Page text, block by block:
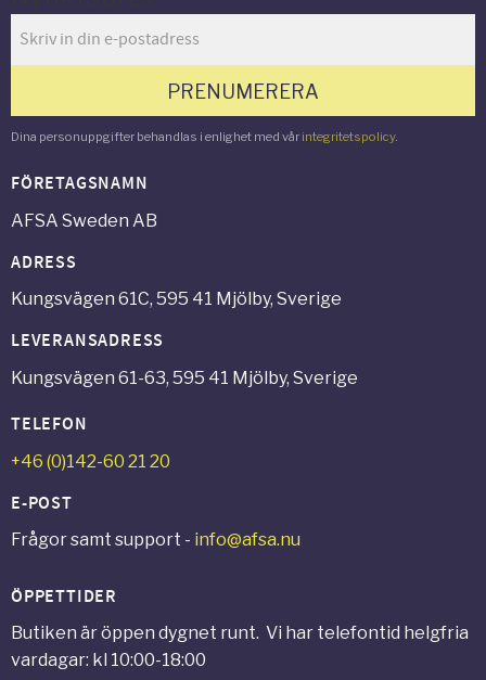
PRENUMERERA
Dina personuppgifter behandlas i enlighet med vår integritetspolicy.
FÖRETAGSNAMN
AFSA Sweden AB
ADRESS
Kungsvägen 61C, 595 41 Mjölby, Sverige
LEVERANSADRESS
Kungsvägen 61-63, 595 41 Mjölby, Sverige
TELEFON
+46 (0)142-60 21 20
E-POST
Frågor samt support - info@afsa.nu
ÖPPETTIDER
Butiken är öppen dygnet runt. Vi har telefontid helgfria
vardagar: kl 10:00-18:00